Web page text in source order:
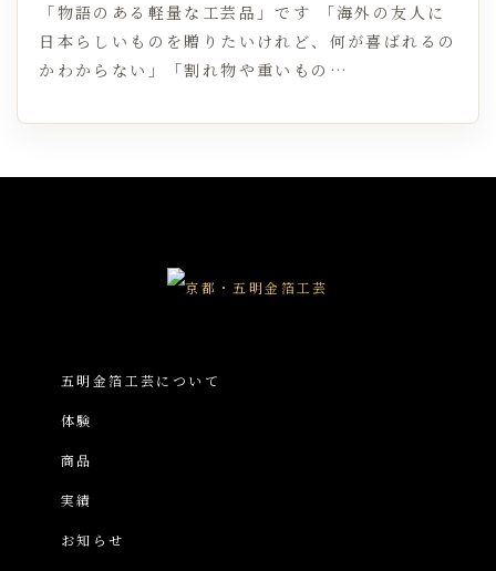
「物語のある軽量な工芸品」です 「海外の友人に
日本らしいものを贈りたいけれど、何が喜ばれるの
かわからない」「割れ物や重いもの…
五明金箔工芸について
体験
商品
実績
お知らせ